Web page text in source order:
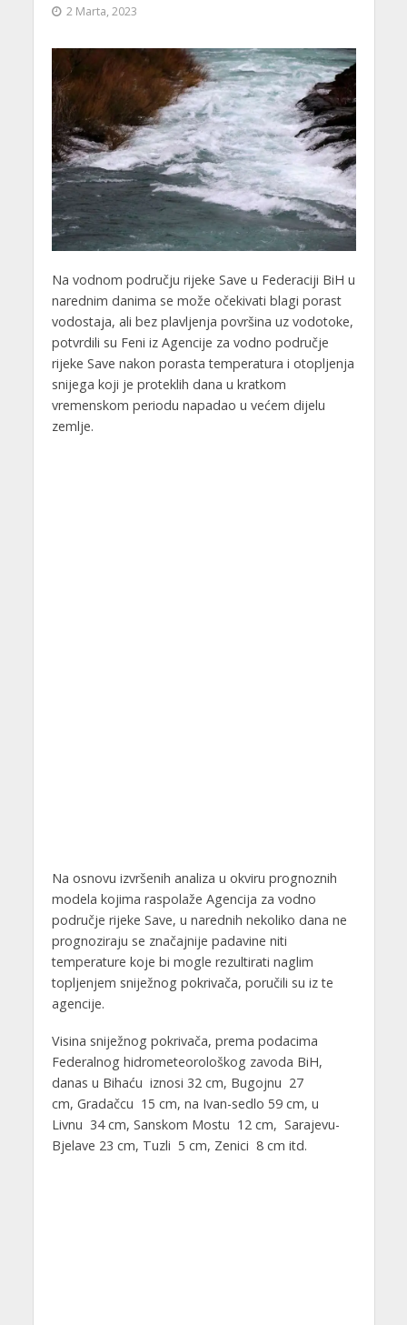
2 Marta, 2023
Na vodnom području rijeke Save u Federaciji BiH u
narednim danima se može očekivati blagi porast
vodostaja, ali bez plavljenja površina uz vodotoke,
potvrdili su Feni iz Agencije za vodno područje
rijeke Save nakon porasta temperatura i otopljenja
snijega koji je proteklih dana u kratkom
vremenskom periodu napadao u većem dijelu
zemlje.
Na osnovu izvršenih analiza u okviru prognoznih
modela kojima raspolaže Agencija za vodno
područje rijeke Save, u narednih nekoliko dana ne
prognoziraju se značajnije padavine niti
temperature koje bi mogle rezultirati naglim
topljenjem sniježnog pokrivača, poručili su iz te
agencije.
Visina sniježnog pokrivača, prema podacima
Federalnog hidrometeorološkog zavoda BiH,
danas u Bihaću iznosi 32 cm, Bugojnu 27
cm, Gradačcu 15 cm, na Ivan-sedlo 59 cm, u
Livnu 34 cm, Sanskom Mostu 12 cm, Sarajevu-
Bjelave 23 cm, Tuzli 5 cm, Zenici 8 cm itd.